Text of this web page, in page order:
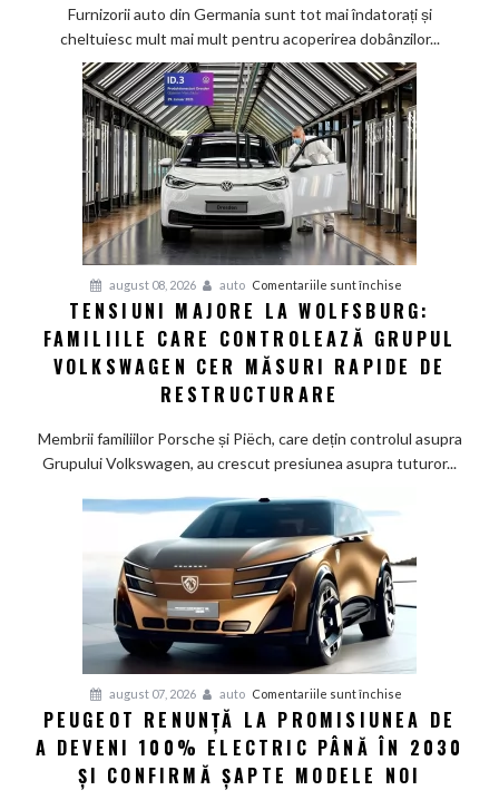
mai
greu
furnizorii
auto
germani,
arată
un
studiu
recent
Furnizorii auto din Germania sunt tot mai îndatorați și
cheltuiesc mult mai mult pentru acoperirea dobânzilor...
august 08, 2026 auto Comentariile sunt închise
Tensiuni
majore
la
care
măsuri
rapide
de
TENSIUNI MAJORE LA WOLFSBURG:
FAMILIILE CARE CONTROLEAZĂ GRUPUL
VOLKSWAGEN CER MĂSURI RAPIDE DE
RESTRUCTURARE
Membrii familiilor Porsche și Piëch, care dețin controlul asupra
Grupului Volkswagen, au crescut presiunea asupra tuturor...
august 07, 2026 auto Comentariile sunt închise
Peugeot
renunță
la
PEUGEOT RENUNȚĂ LA PROMISIUNEA DE
A DEVENI 100% ELECTRIC PÂNĂ ÎN 2030
ȘI CONFIRMĂ ȘAPTE MODELE NOI